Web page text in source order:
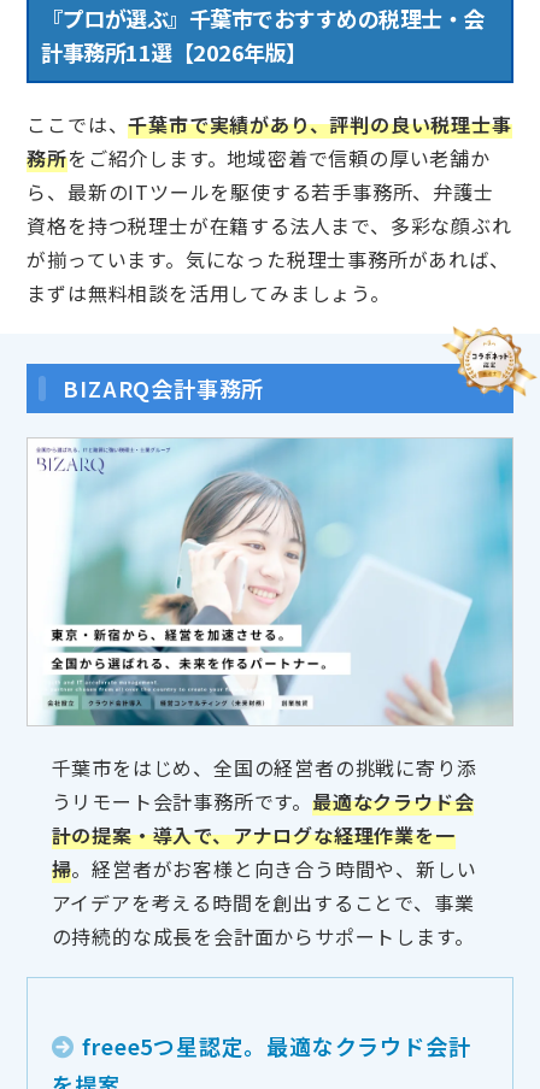
『プロが選ぶ』千葉市でおすすめの税理士・会
計事務所11選【2026年版】
ここでは、千葉市で実績があり、評判の良い税理士事
務所をご紹介します。地域密着で信頼の厚い老舗か
ら、最新のITツールを駆使する若手事務所、弁護士
資格を持つ税理士が在籍する法人まで、多彩な顔ぶれ
が揃っています。気になった税理士事務所があれば、
まずは無料相談を活用してみましょう。
BIZARQ会計事務所
千葉市をはじめ、全国の経営者の挑戦に寄り添
うリモート会計事務所です。 最適なクラウド会
計の提案・導入で、アナログな経理作業を一
掃。経営者がお客様と向き合う時間や、新しい
アイデアを考える時間を創出することで、事業
の持続的な成長を会計面からサポートします。
freee5つ星認定。最適なクラウド会計